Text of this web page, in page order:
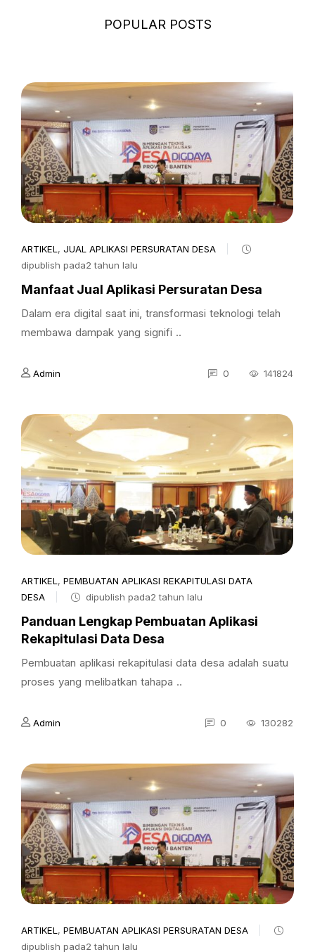
POPULAR POSTS
ARTIKEL , JUAL APLIKASI PERSURATAN DESA
dipublish pada2 tahun lalu
Manfaat Jual Aplikasi Persuratan Desa
Dalam era digital saat ini, transformasi teknologi telah
membawa dampak yang signifi ..
Admin 0 141824
ARTIKEL , PEMBUATAN APLIKASI REKAPITULASI DATA
DESA
dipublish pada2 tahun lalu
Panduan Lengkap Pembuatan Aplikasi
Rekapitulasi Data Desa
Pembuatan aplikasi rekapitulasi data desa adalah suatu
proses yang melibatkan tahapa ..
Admin 0 130282
ARTIKEL , PEMBUATAN APLIKASI PERSURATAN DESA
dipublish pada2 tahun lalu